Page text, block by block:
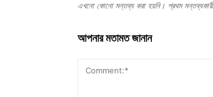
এখনো কোনো মন্তব্য করা হয়নি। প্রথম
আপনার মতামত জানান